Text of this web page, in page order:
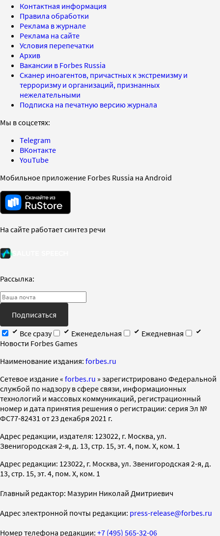
Контактная информация
Правила обработки
Реклама в журнале
Реклама на сайте
Условия перепечатки
Архив
Вакансии в Forbes Russia
Сканер иноагентов, причастных к экстремизму и
терроризму и организаций, признанных
нежелательными
Подписка на печатную версию журнала
Мы в соцсетях:
Telegram
ВКонтакте
YouTube
Мобильное приложение Forbes Russia на Android
На сайте работает синтез речи
Рассылка:
Подписаться
Все сразу
Еженедельная
Ежедневная
Новости Forbes Games
Наименование издания: forbes.ru
Cетевое издание « forbes.ru » зарегистрировано Федеральной
службой по надзору в сфере связи, информационных
технологий и массовых коммуникаций, регистрационный
номер и дата принятия решения о регистрации: серия Эл №
ФС77-82431 от 23 декабря 2021 г.
Адрес редакции, издателя: 123022, г. Москва, ул.
Звенигородская 2-я, д. 13, стр. 15, эт. 4, пом. X, ком. 1
Адрес редакции: 123022, г. Москва, ул. Звенигородская 2-я, д.
13, стр. 15, эт. 4, пом. X, ком. 1
Главный редактор: Мазурин Николай Дмитриевич
Адрес электронной почты редакции: press-release@forbes.ru
Номер телефона редакции: +7 (495) 565-32-06